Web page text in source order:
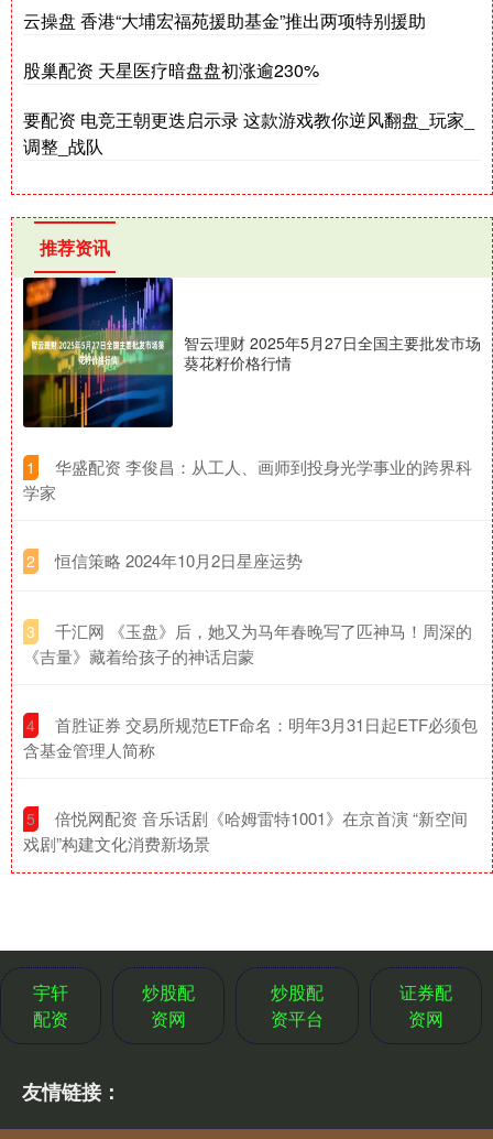
云操盘 香港“大埔宏福苑援助基金”推出两项特别援助
股巢配资 天星医疗暗盘盘初涨逾230%
要配资 电竞王朝更迭启示录 这款游戏教你逆风翻盘_玩家_
调整_战队
推荐资讯
智云理财 2025年5月27日全国主要批发市场
葵花籽价格行情
1
​华盛配资 李俊昌：从工人、画师到投身光学事业的跨界科
学家
2 ​恒信策略 2024年10月2日星座运势
3
​千汇网 《玉盘》后，她又为马年春晚写了匹神马！周深的
《吉量》藏着给孩子的神话启蒙
4
​首胜证券 交易所规范ETF命名：明年3月31日起ETF必须包
含基金管理人简称
5
​倍悦网配资 音乐话剧《哈姆雷特1001》在京首演 “新空间
戏剧”构建文化消费新场景
宇轩
配资
炒股配
资网
炒股配
资平台
证券配
资网
友情链接：